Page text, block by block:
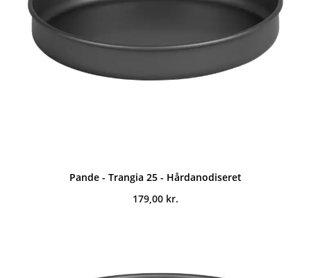
Pande - Trangia 25 - Hårdanodiseret
179,00 kr.